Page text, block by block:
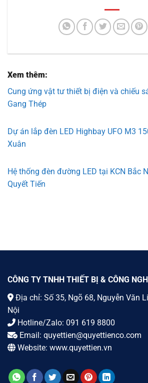
Xem thêm:
Cung ứng vật tư thiết bị điện và chiếu
Gang Thép
Dự án lắp đèn LED Highbay UFO M3
Xuân
Hệ thống đèn đường LED tại KCN Bắc
Quyết Tiến
CÔNG TY TNHH THIẾT BỊ & CÔNG
Địa chỉ: Số 35, Ngõ 68, Nguyễn Văn
Nội
Hotline/Zalo: 091 619 8800
Email: quyettien@quyettienco.com
Website: www.quyettien.vn